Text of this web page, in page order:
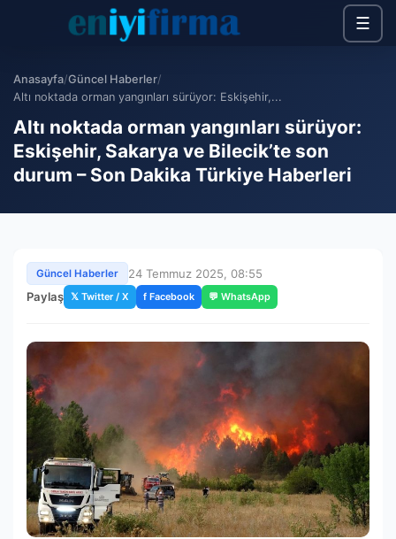
☰
Anasayfa/Güncel Haberler/
Altı noktada orman yangınları sürüyor: Eskişehir,...
Altı noktada orman yangınları sürüyor:
Eskişehir, Sakarya ve Bilecik’te son
durum – Son Dakika Türkiye Haberleri
Güncel Haberler
24 Temmuz 2025, 08:55
Paylaş 𝕏 Twitter / X f Facebook 💬 WhatsApp